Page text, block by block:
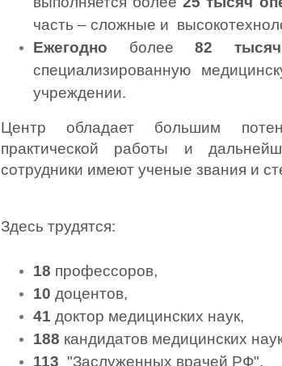
часть – сложные и
Ежегодно более 82
специализированную
учреждении.
Центр обладает большим
практической работы и
сотрудники имеют ученые звания и
Здесь трудятся:
18 профессоров,
10 доцентов,
41 доктор медицинских наук,
188 кандидатов медицинских
113 "Заслуженных врачей РФ".